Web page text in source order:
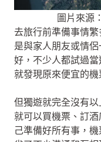
圖片來源：
去旅行前準備事情
是與家人朋友或情
好，不少人都試過當
就發現原來便宜的機
但獨遊就完全沒有
就可以買機票、訂
己準備好所有事，